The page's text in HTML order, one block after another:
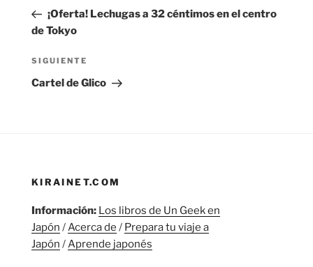
entradas
anterior:
¡Oferta! Lechugas a 32 céntimos en el centro
de Tokyo
Siguiente
entrada
SIGUIENTE
Cartel de Glico
KIRAINET.COM
Información: Los libros de Un Geek en
Japón /Acerca de / Prepara tu viaje a
Japón /Aprende japonés